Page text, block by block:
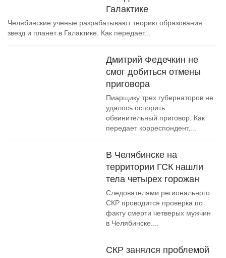
Галактике
Челябинские ученые разрабатывают теорию образования
звезд и планет в Галактике. Как передает...
Дмитрий Федечкин не
смог добиться отмены
приговора
Пиарщику трех губернаторов не
удалось оспорить
обвинительный приговор. Как
передает корреспондент,...
В Челябинске на
территории ГСК нашли
тела четырех горожан
Следователями регионального
СКР проводится проверка по
факту смерти четверых мужчин
в Челябинске....
СКР занялся проблемой